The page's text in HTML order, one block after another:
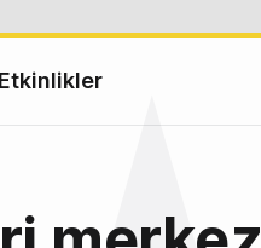
Etkinlikler